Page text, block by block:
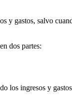
y gastos, salvo
dos partes:
los ingresos y